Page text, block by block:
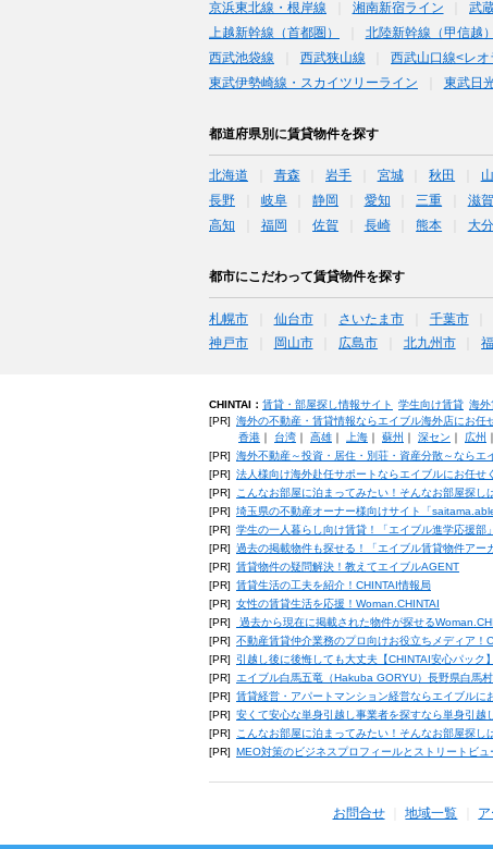
京浜東北線・根岸線 湘南新宿ライン 武
上越新幹線（首都圏）
北陸新幹線（甲信越）
西武池袋線
西武狭山線 西武山口線<レオ
東武伊勢崎線・スカイツリーライン
東武日
都道府県別に賃貸物件を探す
北海道 青森 岩手 宮城 秋田
長野
岐阜 静岡 愛知 三重 滋賀
高知
福岡 佐賀 長崎 熊本 大分
都市にこだわって賃貸物件を探す
札幌市 仙台市 さいたま市 千葉市
神戸市
岡山市 広島市 北九州市
CHINTAI： 賃貸・部屋探し情報サイト 学生向け賃貸 海外
[PR] 海外の不動産・賃貸情報ならエイブル海外店にお任
香港｜ 台湾｜ 高雄｜ 上海｜ 蘇州 深セン 広州
[PR] 海外不動産～投資・居住・別荘・資産分散～ならエ
[PR] 法人様向け海外赴任サポートならエイブルにお任せ
[PR]
こんなお部屋に泊まってみたい！そんなお部屋探し
[PR] 埼玉県の不動産オーナー様向けサイト「
[PR] 学生の一人暮らし向け賃貸！「エイブル進学応援部」
[PR] 過去の掲載物件も探せる！「エイブル賃貸物件アー
[PR] 賃貸物件の疑問解決！教えてエイブルAGENT
[PR] 賃貸生活の工夫を紹介！CHINTAI情報局
[PR] 女性の賃貸生活を応援！Woman.CHINTAI
[PR]
過去から現在に掲載された物件が探せる
[PR] 不動産賃貸仲介業務のプロ向けお役立ちメディア！
[PR]
引越し後に後悔しても大丈夫【CHINTAI安心パック
[PR] エイブル白馬五竜（Hakuba GORYU）長野県白馬
[PR] 賃貸経営・アパートマンション経営ならエイブルに
[PR] 安くて安心な単身引越し事業者を探すなら単身引越
[PR]
こんなお部屋に泊まってみたい！そんなお部屋探し
[PR] MEO対策のビジネスプロフィールとストリートビ
お問合せ 地域一覧